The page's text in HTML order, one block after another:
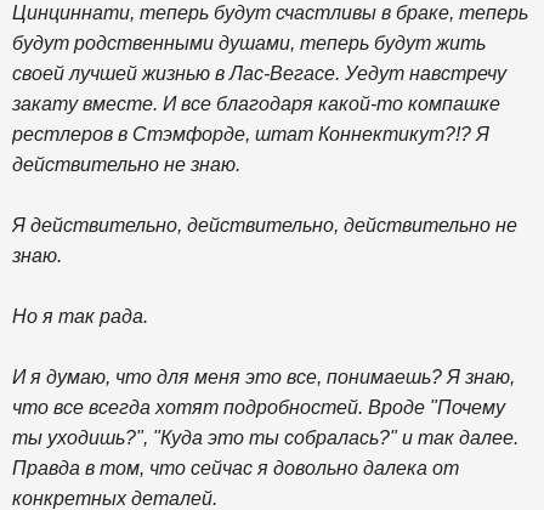
Цинциннати, теперь будут счастливы в браке, теперь
будут родственными душами, теперь будут жить
своей лучшей жизнью в Лас-Вегасе. Уедут навстречу
закату вместе. И все благодаря какой-то компашке
рестлеров в Стэмфорде, штат Коннектикут?!? Я
действительно не знаю.
Я действительно, действительно, действительно не
знаю.
Но я так рада.
И я думаю, что для меня это все, понимаешь? Я знаю,
что все всегда хотят подробностей. Вроде "Почему
ты уходишь?", "Куда это ты собралась?" и так далее.
Правда в том, что сейчас я довольно далека от
конкретных деталей.